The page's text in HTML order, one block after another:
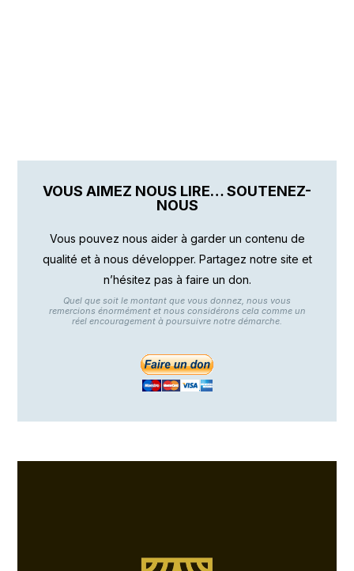
VOUS AIMEZ NOUS LIRE… SOUTENEZ-
NOUS
Vous pouvez nous aider à garder un contenu de
qualité et à nous développer. Partagez notre site et
n’hésitez pas à faire un don.
Quel que soit le montant que vous donnez, nous vous
remercions énormément et nous considérons cela comme un
réel encouragement à poursuivre notre démarche.